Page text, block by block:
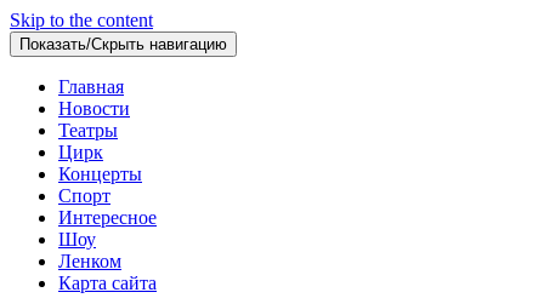
Skip to the content
Показать/Скрыть навигацию
Главная
Новости
Театры
Цирк
Концерты
Спорт
Интересное
Шоу
Ленком
Карта сайта